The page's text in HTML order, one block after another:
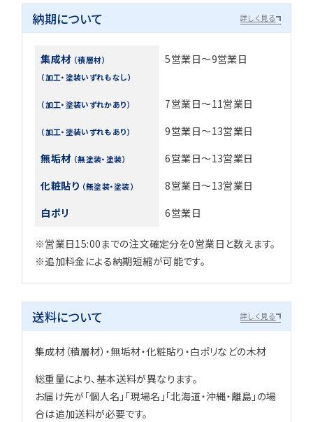
納期について 詳しく見る
集成材 （積層材）
（加工・塗装いずれもなし）
5営業日～9営業日
（加工・塗装いずれかあり） 7営業日～11営業日
（加工・塗装いずれもあり）
9営業日～13営業日
無垢材 （無塗装・塗装）
6営業日～13営業日
化粧貼り （無塗装・塗装）
8営業日～13営業日
白ポリ
6営業日
※営業日15:00までの注文確定分を0営業日と数えます。
※追加料金による納期短縮が可能です。
送料について 詳しく見る
集成材（積層材）・無垢材・化粧貼り・白ポリなどの木材
総重量により、基本送料が異なります。
お届け先が「個人名」「現場名」「北海道・沖縄・離島」の場
合は追加送料が必要です。